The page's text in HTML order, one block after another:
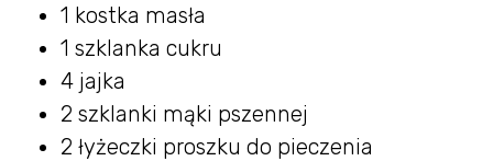
1 kostka masła
1 szklanka cukru
4 jajka
2 szklanki mąki pszennej
2 łyżeczki proszku do pieczenia